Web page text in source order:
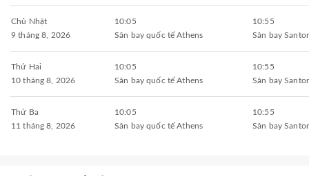
Chủ Nhật
9 tháng 8, 2026
10:05
Sân bay quốc tế Athens
10:55
Sân bay
Thứ Hai
10 tháng 8, 2026
10:05
Sân bay quốc tế Athens
10:55
Sân bay
Thứ Ba
11 tháng 8, 2026
10:05
Sân bay quốc tế Athens
10:55
Sân bay